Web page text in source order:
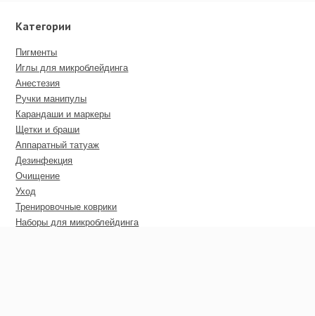
Категории
Пигменты
Иглы для микроблейдинга
Анестезия
Ручки манипулы
Карандаши и маркеры
Щетки и браши
Аппаратный татуаж
Дезинфекция
Очищение
Уход
Тренировочные коврики
Наборы для микроблейдинга